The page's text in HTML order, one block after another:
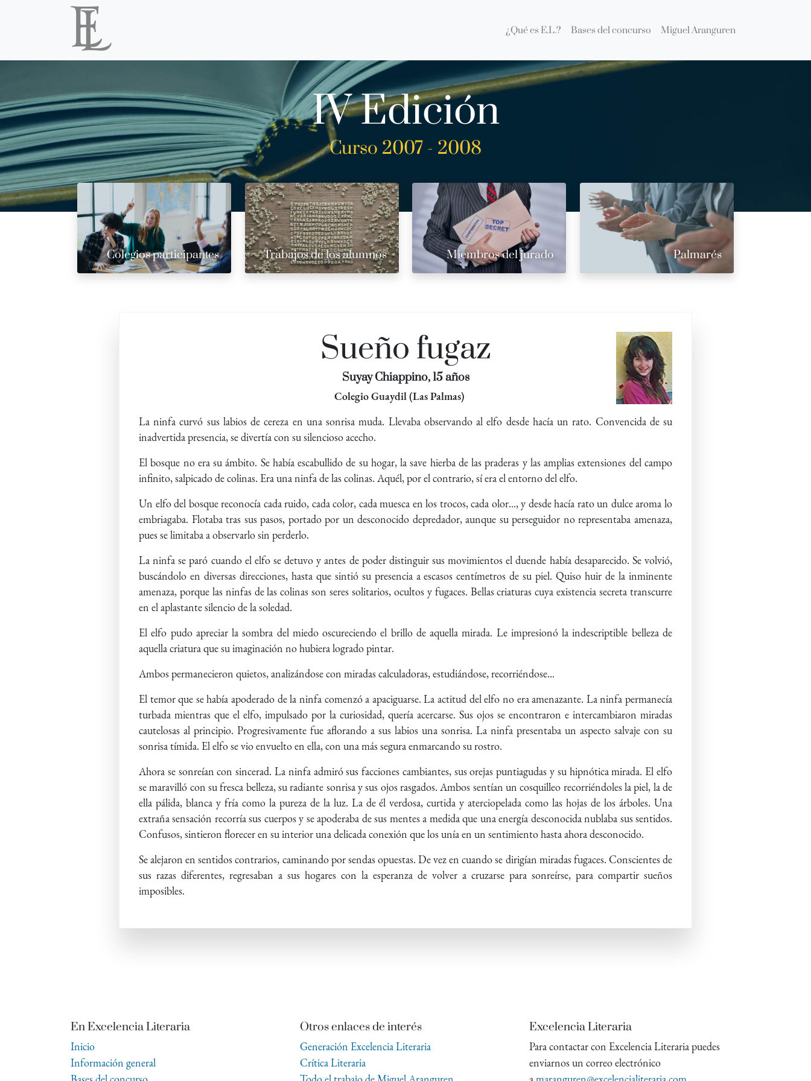
¿Qué es E.L.? Bases del concurso Miguel Aranguren
IV Edición
Curso 2007 - 2008
Colegios participantes Trabajos de los alumnos Miembros del jurado Palmarés
Sueño fugaz
Suyay Chiappino, 15 años
Colegio Guaydil (Las Palmas)
La ninfa curvó sus labios de cereza en una sonrisa muda. Llevaba observando al elfo desde hacía un rato. Convencida de su
inadvertida presencia, se divertía con su silencioso acecho.
El bosque no era su ámbito. Se había escabullido de su hogar, la save hierba de las praderas y las amplias extensiones del campo
infinito, salpicado de colinas. Era una ninfa de las colinas. Aquél, por el contrario, sí era el entorno del elfo.
Un elfo del bosque reconocía cada ruido, cada color, cada muesca en los trocos, cada olor..., y desde hacía rato un dulce aroma lo
embriagaba. Flotaba tras sus pasos, portado por un desconocido depredador, aunque su perseguidor no representaba amenaza,
pues se limitaba a observarlo sin perderlo.
La ninfa se paró cuando el elfo se detuvo y antes de poder distinguir sus movimientos el duende había desaparecido. Se volvió,
buscándolo en diversas direcciones, hasta que sintió su presencia a escasos centímetros de su piel. Quiso huir de la inminente
amenaza, porque las ninfas de las colinas son seres solitarios, ocultos y fugaces. Bellas criaturas cuya existencia secreta transcurre
en el aplastante silencio de la soledad.
El elfo pudo apreciar la sombra del miedo oscureciendo el brillo de aquella mirada. Le impresionó la indescriptible belleza de
aquella criatura que su imaginación no hubiera logrado pintar.
Ambos permanecieron quietos, analizándose con miradas calculadoras, estudiándose, recorriéndose...
El temor que se había apoderado de la ninfa comenzó a apaciguarse. La actitud del elfo no era amenazante. La ninfa permanecía
turbada mientras que el elfo, impulsado por la curiosidad, quería acercarse. Sus ojos se encontraron e intercambiaron miradas
cautelosas al principio. Progresivamente fue aflorando a sus labios una sonrisa. La ninfa presentaba un aspecto salvaje con su
sonrisa tímida. El elfo se vio envuelto en ella, con una más segura enmarcando su rostro.
Ahora se sonreían con sincerad. La ninfa admiró sus facciones cambiantes, sus orejas puntiagudas y su hipnótica mirada. El elfo
se maravilló con su fresca belleza, su radiante sonrisa y sus ojos rasgados. Ambos sentían un cosquilleo recorriéndoles la piel, la de
ella pálida, blanca y fría como la pureza de la luz. La de él verdosa, curtida y aterciopelada como las hojas de los árboles. Una
extraña sensación recorría sus cuerpos y se apoderaba de sus mentes a medida que una energía desconocida nublaba sus sentidos.
Confusos, sintieron florecer en su interior una delicada conexión que los unía en un sentimiento hasta ahora desconocido.
Se alejaron en sentidos contrarios, caminando por sendas opuestas. De vez en cuando se dirigían miradas fugaces. Conscientes de
sus razas diferentes, regresaban a sus hogares con la esperanza de volver a cruzarse para sonreírse, para compartir sueños
imposibles.
En Excelencia Literaria
Inicio
Información general
Otros enlaces de interés
Generación Excelencia Literaria
Crítica Literaria
Excelencia Literaria
Para contactar con Excelencia Literaria puedes
enviarnos un correo electrónico